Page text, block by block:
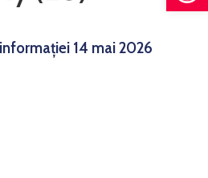
14 mai 2026